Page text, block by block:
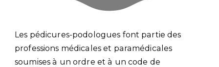
Les pédicures-podologues font partie des
professions médicales et paramédicales
soumises à un ordre et à un code de